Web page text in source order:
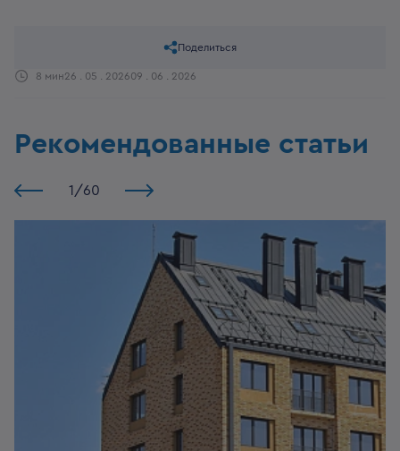
8 мин26 . 05 . 202609 . 06 . 2026
Поделиться
Рекомендованные статьи
1 /60